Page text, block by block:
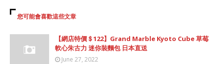
您可能會喜歡這些文章
【網店特價＄122】Grand Marble Kyoto Cube 草莓
軟心朱古力 迷你裝麵包 日本直送
June 27, 2022